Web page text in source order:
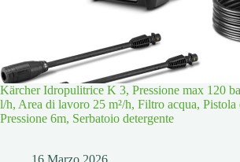
Kärcher Idropulitrice K 3, Pressione max 120
l/h, Area di lavoro 25 m²/h, Filtro acqua, Pistola
Pressione 6m, Serbatoio detergente